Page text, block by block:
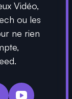
Vidéo,
ou les
ne rien